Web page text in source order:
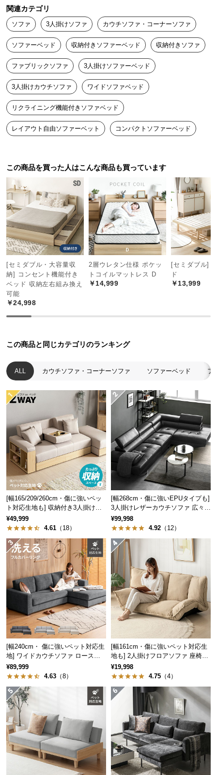
サ
ー
ビ
ス
に
つ
い
て
搬
入
経
い
て
返
キ
ャ
ン
セ
ル
に
つ
い
て
保
つ
て
会
員
規
約
に
つ
い
て
ポ
ー
ら
せ
ブ
ロ
グ
袖の棚のみ組立が必要ですが簡単に組立れるので良かったです。
作りがしっかりしてる分仕方ないけど、重いのが女性1人での設置
は厳しいと思いました。
関連カテゴリ
ソファ 3人掛けソファ カウチソファ・コーナーソファ
ソファーベッド 収納付きソファーベッド 収納付きソファ
ファブリックソファ 3人掛けソファーベッド
3人掛けカウチソファ ワイドソファベッド
リクライニング機能付きソファベッド
レイアウト自由ソファーベット コンパクトソファーベッド
この商品を買った人はこんな商品も買っています
[セミダブル・大容量収
納] コンセント機能付き
ベッド 収納左右組み換え
可能
￥24,998
2層ウレタン仕様 ポケッ
トコイルマットレス D
￥14,999
[セミダブル]
ド
￥13,999
この商品と同じカテゴリのランキング
ALL カウチソファ・コーナーソファ ソファーベッド フ
[幅165/209/260cm・傷に強いペッ
ト対応生地も] 収納付き3人掛け多
機能ソファ
¥49,999
4.61 （18）
[幅268cm・傷に強いEPUタイプも]
3人掛けレザーカウチソファ 広々設
計 高級感
¥99,998
4.92 （12）
[幅240cm・ 傷に強いペット対応生
地] ワイドカウチソファ ロースタ
イル
¥89,999
4.63 （8）
[幅161cm・傷に強いペット対応生
地も] 2人掛けフロアソファ 座椅子
タイプ リクライニング
¥19,998
4.75 （4）